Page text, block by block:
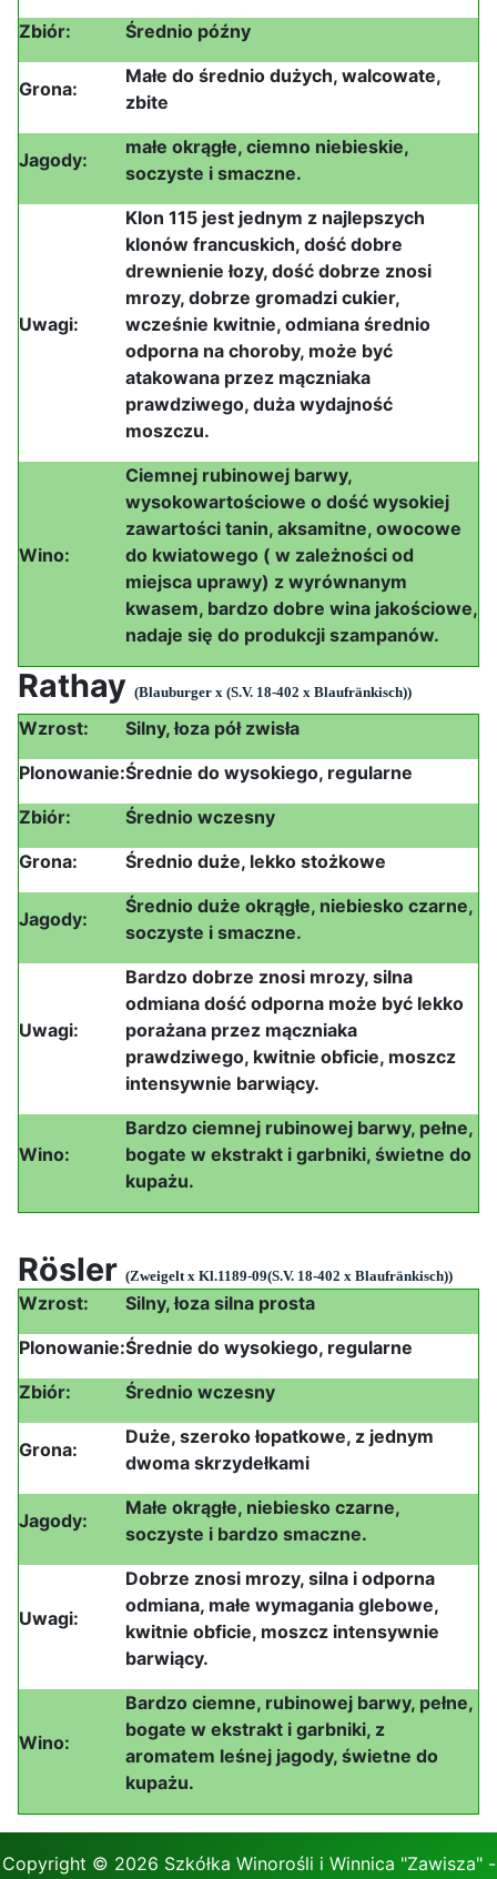
Zbiór:
Średnio późny
Grona:
Małe do średnio dużych, walcowate,
zbite
Jagody:
małe okrągłe, ciemno niebieskie,
soczyste i smaczne.
Uwagi:
Klon 115 jest jednym z najlepszych
klonów francuskich, dość dobre
drewnienie łozy, dość dobrze znosi
mrozy, dobrze gromadzi cukier,
wcześnie kwitnie, odmiana średnio
odporna na choroby, może być
atakowana przez mączniaka
prawdziwego, duża wydajność
moszczu.
Wino:
Ciemnej rubinowej barwy,
wysokowartościowe o dość wysokiej
zawartości tanin, aksamitne, owocowe
do kwiatowego ( w zależności od
miejsca uprawy) z wyrównanym
kwasem, bardzo dobre wina jakościowe,
nadaje się do produkcji szampanów.
Rathay (Blauburger x (S.V. 18-402 x Blaufränkisch))
Wzrost:
Silny, łoza pół zwisła
Plonowanie:Średnie do wysokiego, regularne
Zbiór:
Średnio wczesny
Grona:
Średnio duże, lekko stożkowe
Jagody:
Średnio duże okrągłe, niebiesko czarne,
soczyste i smaczne.
Uwagi:
Bardzo dobrze znosi mrozy, silna
odmiana dość odporna może być lekko
porażana przez mączniaka
prawdziwego, kwitnie obficie, moszcz
intensywnie barwiący.
Wino:
Bardzo ciemnej rubinowej barwy, pełne,
bogate w ekstrakt i garbniki, świetne do
kupażu.
Rösler (Zweigelt x Kl.1189-09(S.V. 18-402 x Blaufränkisch))
Wzrost:
Silny, łoza silna prosta
Plonowanie:Średnie do wysokiego, regularne
Zbiór:
Średnio wczesny
Grona:
Duże, szeroko łopatkowe, z jednym
dwoma skrzydełkami
Jagody:
Małe okrągłe, niebiesko czarne,
soczyste i bardzo smaczne.
Uwagi:
Dobrze znosi mrozy, silna i odporna
odmiana, małe wymagania glebowe,
kwitnie obficie, moszcz intensywnie
barwiący.
Wino:
Bardzo ciemne, rubinowej barwy, pełne,
bogate w ekstrakt i garbniki, z
aromatem leśnej jagody, świetne do
kupażu.
Copyright © 2026 Szkółka Winorośli i Winnica "Zawisza" -